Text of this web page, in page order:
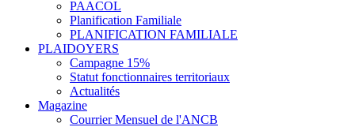
PAACOL
Planification Familiale
PLANIFICATION FAMILIALE
PLAIDOYERS
Campagne 15%
Statut fonctionnaires territoriaux
Actualités
Magazine
Courrier Mensuel de l'ANCB